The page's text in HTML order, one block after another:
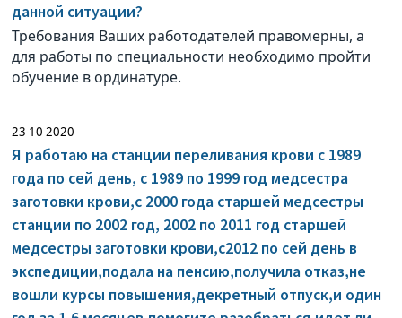
данной ситуации?
Требования Ваших работодателей правомерны, а
для работы по специальности необходимо пройти
обучение в ординатуре.
23 10 2020
Я работаю на станции переливания крови с 1989
года по сей день, с 1989 по 1999 год медсестра
заготовки крови,с 2000 года старшей медсестры
станции по 2002 год, 2002 по 2011 год старшей
медсестры заготовки крови,с2012 по сей день в
экспедиции,подала на пенсию,получила отказ,не
вошли курсы повышения,декретный отпуск,и один